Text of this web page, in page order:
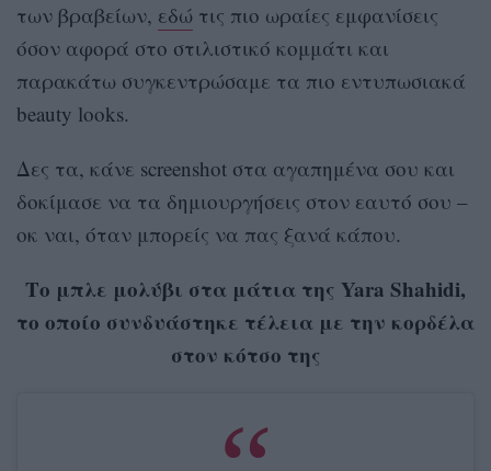
των βραβείων, εδώ τις πιο ωραίες εμφανίσεις
όσον αφορά στο στιλιστικό κομμάτι και
παρακάτω συγκεντρώσαμε τα πιο εντυπωσιακά
beauty looks.
Δες τα, κάνε screenshot στα αγαπημένα σου και
δοκίμασε να τα δημιουργήσεις στον εαυτό σου –
οκ ναι, όταν μπορείς να πας ξανά κάπου.
Το μπλε μολύβι στα μάτια της Yara Shahidi,
το οποίο συνδυάστηκε τέλεια με την κορδέλα
στον κότσο της